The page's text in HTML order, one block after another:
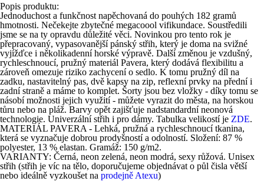
Popis produktu:
Jednoduchost a funkčnost napěchovaná do pouhých 182 gramů
hmotnosti. Nečekejte zbytečné megacoool vifikundace. Soustředili
jsme se na ty opravdu důležité věci. Novinkou pro tento rok je
přepracovaný, vypasovanější pánský střih, který je doma na svižné
vyjížďce i několikadenní horské výpravě. Další změnou je vzdušný,
rychleschnoucí, pružný materiál Pavera, který dodává flexibilitu a
zároveň omezuje riziko zachycení o sedlo. K tomu pružný díl na
zadku, nastavitelný pas, dvě kapsy na zip, reflexní prvky na přední i
zadní straně a máme to komplet. Šorty jsou bez vložky - díky tomu se
násobí možnosti jejich využití - můžete vyrazit do města, na horskou
tůru nebo na pláž. Barvy opět zajišťuje nadstandardní neonová
technologie. Univerzální střih i pro dámy. Tabulka velikostí je ZDE.
MATERIÁL PAVERA - Lehká, pružná a rychleschnoucí tkanina,
která se vyznačuje dobrou prodyšností a odolností. Složení: 87 %
polyester, 13 % elastan. Gramáž: 150 g/m2.
VARIANTY: Černá, neon zelená, neon modrá, sexy růžová. Unisex
střih (střih je víc na tělo, doporučujeme objednávat o půl čisla větší
nebo ideálně vyzkoušet na prodejně Atexu)